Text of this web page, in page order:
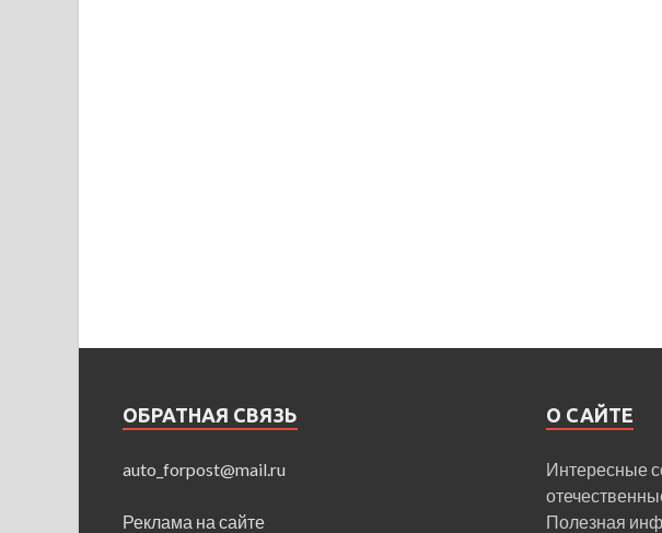
ОБРАТНАЯ СВЯЗЬ
auto_forpost@mail.ru
Реклама на сайте
О САЙТЕ
Интересные
Полезная